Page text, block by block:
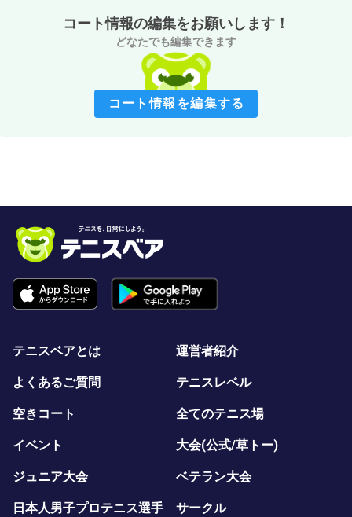
コート情報の編集をお願いします！
どなたでも編集できます
コート情報を編集する
テニスベアとは 運営者紹介
よくあるご質問 テニスレベル
空きコート 全てのテニス場
イベント 大会(公式/草トー)
ジュニア大会 ベテラン大会
日本人男子プロテニス選手 サークル